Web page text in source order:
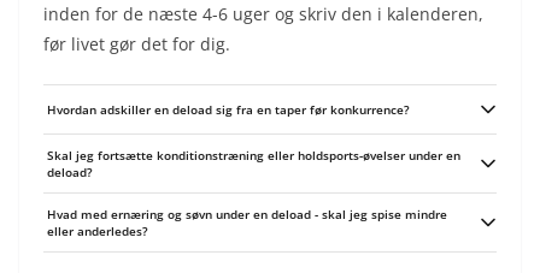
inden for de næste 4-6 uger og skriv den i kalenderen,
før livet gør det for dig.
Hvordan adskiller en deload sig fra en taper før konkurrence?
er en målrettet nedtrapning for at toppe til en konkurrence. Taperen
prioriterer at bevare nervesystemets friskhed og skarp teknik lige op til start,
hvor deloads er mere generelle pauser fra ophobet træthed.
Skal jeg fortsætte konditionstræning eller holdsports-øvelser under en
deload?
Hold dig til kort, rolig cardio, mobilitet og tekniktræning der understøtter din
hovedsport, så du bevarer bevægelsesmønstre uden at genpåføre stor
Hvad med ernæring og søvn under en deload - skal jeg spise mindre
eller anderledes?